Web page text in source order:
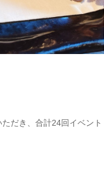
だき、合計24回イベント